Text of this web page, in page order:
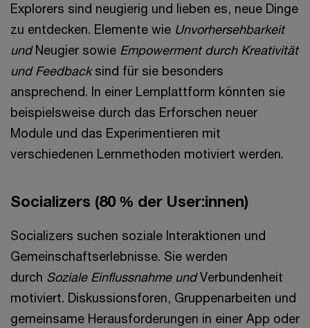
Explorers sind neugierig und lieben es, neue Dinge
zu entdecken. Elemente wie Unvorhersehbarkeit
undNeugier sowie Empowerment durch Kreativität
und Feedbacksind für sie besonders
ansprechend. In einer Lernplattform könnten sie
beispielsweise durch das Erforschen neuer
Module und das Experimentieren mit
verschiedenen Lernmethoden motiviert werden.
Socializers (80 % der User:innen)
Socializers suchen soziale Interaktionen und
Gemeinschaftserlebnisse. Sie werden
durch Soziale Einflussnahme undVerbundenheit
motiviert. Diskussionsforen, Gruppenarbeiten und
gemeinsame Herausforderungen in einer App oder